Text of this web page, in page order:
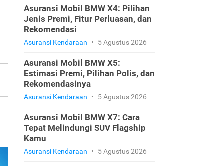
Asuransi Mobil BMW X4: Pilihan
Jenis Premi, Fitur Perluasan, dan
Rekomendasi
Asuransi Kendaraan • 5 Agustus 2026
Asuransi Mobil BMW X5:
Estimasi Premi, Pilihan Polis, dan
Rekomendasinya
Asuransi Kendaraan • 5 Agustus 2026
Asuransi Mobil BMW X7: Cara
Tepat Melindungi SUV Flagship
Kamu
Asuransi Kendaraan • 5 Agustus 2026